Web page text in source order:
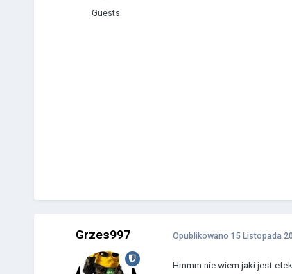
Guests
Grzes997 Opublikowano 15 Listopada
Hmmm nie wiem jaki jest